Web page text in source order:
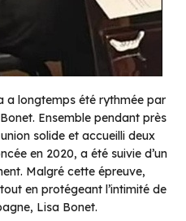
a longtemps été rythmée par
Ensemble pendant près
solide et accueilli deux
en 2020, a été suivie d’un
Malgré cette épreuve,
en protégeant l’intimité de
Lisa Bonet.